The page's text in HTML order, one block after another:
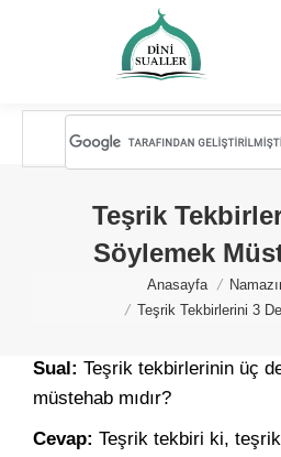
Teşrik
Söylemek
Anasayfa
Teşrik Tekbirlerini 3
Sual: Teşrik tekbirlerinin üç
müstehab mıdır?
Cevap: Teşrik tekbiri ki,